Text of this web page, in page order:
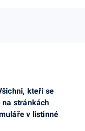
kteří se
stránkách
v listinné